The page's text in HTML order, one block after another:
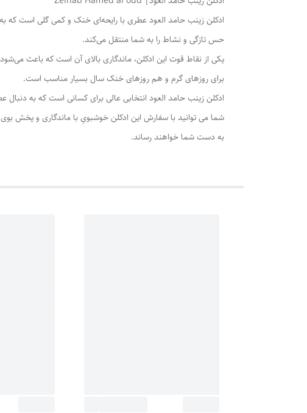
ادکلن زینب حامد العود عطری با رایحه‌ای خنک و کمی گلی است
حس تازگی و نشاط را به شما منتقل می‌کند.
یکی از نقاط قوت این ادکلن، ماندگاری بالای آن است که باعث
برای روزهای گرم و هم روزهای خنک سال بسیار مناسب است.
ادکلن زینب حامد العود انتخابی عالی برای کسانی است که به
شما می توانید با سفارش این ادکلن خوشبویِ با ماندگاری و پخش
به دست شما خواهند رساند.